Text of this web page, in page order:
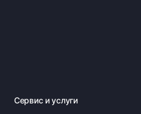
Сервис и услуги